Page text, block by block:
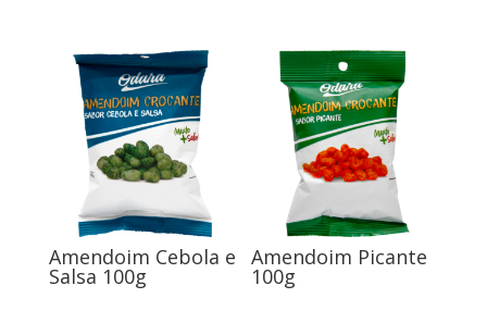
Amendoim Cebola e
Salsa 100g
Amendoim Picante
100g